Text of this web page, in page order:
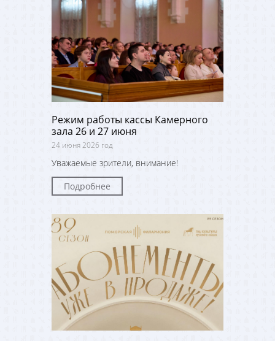
Режим работы кассы Камерного
зала 26 и 27 июня
24 июня 2026 год
Уважаемые зрители, внимание!
Подробнее